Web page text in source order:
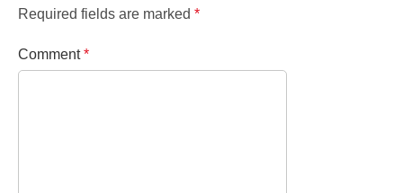
Required fields are marked *
Comment*